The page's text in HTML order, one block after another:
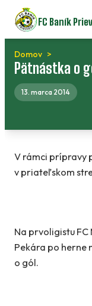
Preskočiť
na
obsah
FC Baník
Domov
Pätnástka o
13. marca 2014
V rámci prípravy
v priateľskom
Na prvoligistu
Pekára po herne
o gól.